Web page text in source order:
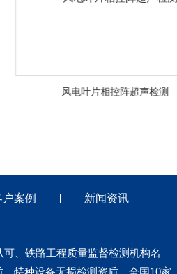
风电叶片相控阵超声检测
户案例 新闻资讯
、铁路工程质量监督检测机构名